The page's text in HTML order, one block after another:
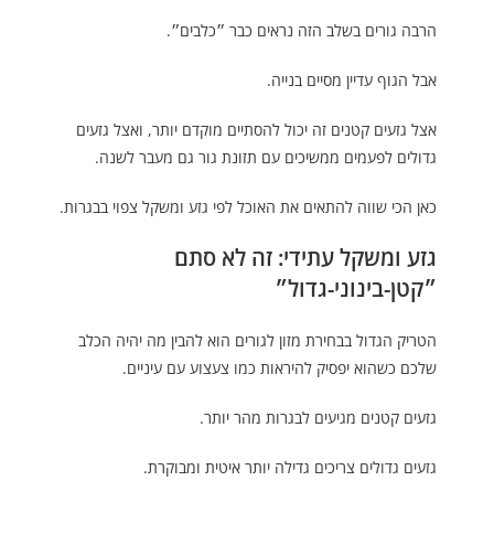
הרבה גורים בשלב הזה נראים כבר ״כלבים״.
אבל הגוף עדיין מסיים בנייה.
אצל גזעים קטנים זה יכול להסתיים מוקדם יותר, ואצל גזעים
גדולים לפעמים ממשיכים עם תזונת גור גם מעבר לשנה.
כאן הכי שווה להתאים את האוכל לפי גזע ומשקל צפוי בבגרות.
גזע ומשקל עתידי: זה לא סתם
״קטן-בינוני-גדול״
הטריק הגדול בבחירת מזון לגורים הוא להבין מה יהיה הכלב
שלכם כשהוא יפסיק להיראות כמו צעצוע עם עיניים.
גזעים קטנים מגיעים לבגרות מהר יותר.
גזעים גדולים צריכים גדילה יותר איטית ומבוקרת.